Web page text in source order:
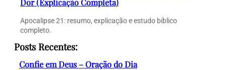
Apocalipse 21: resumo, explicação e estudo bíblico
completo.
Posts Recentes:
Confie em Deus – Oração do Dia